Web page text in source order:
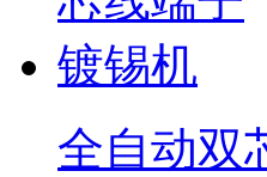
全自动双